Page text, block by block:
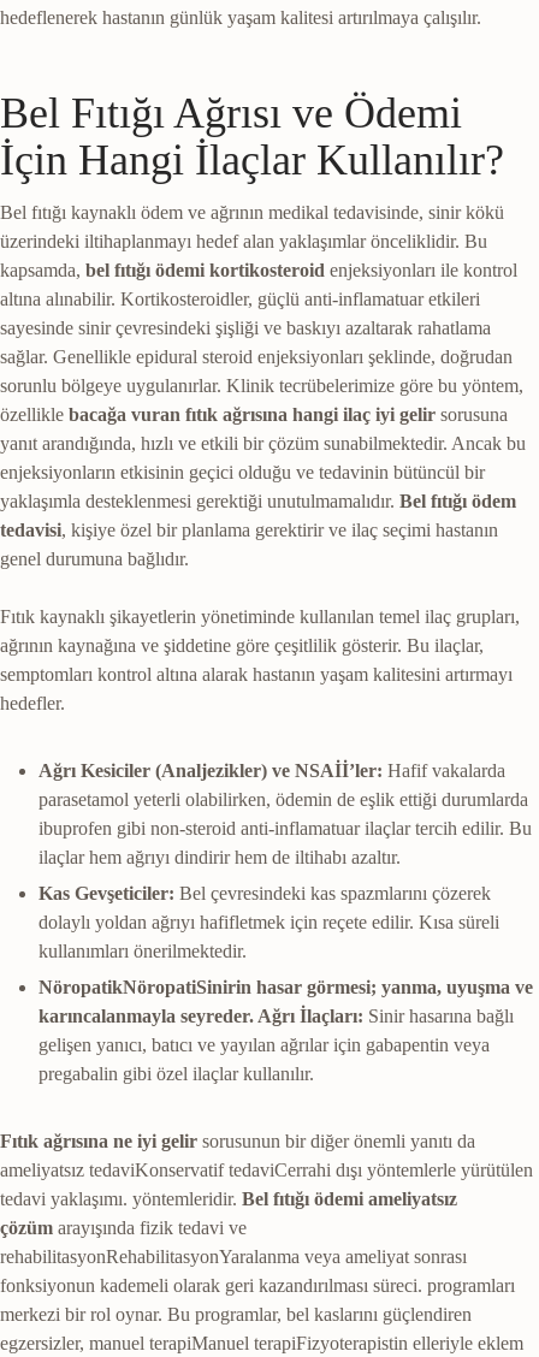
hedeflenerek hastanın günlük yaşam kalitesi artırılmaya çalışılır.
Bel Fıtığı Ağrısı ve Ödemi
İçin Hangi İlaçlar Kullanılır?
Bel fıtığı kaynaklı ödem ve ağrının medikal tedavisinde, sinir kökü
üzerindeki iltihaplanmayı hedef alan yaklaşımlar önceliklidir. Bu
kapsamda, bel fıtığı ödemi kortikosteroid enjeksiyonları ile kontrol
altına alınabilir. Kortikosteroidler, güçlü anti-inflamatuar etkileri
sayesinde sinir çevresindeki şişliği ve baskıyı azaltarak rahatlama
sağlar. Genellikle epidural steroid enjeksiyonları şeklinde, doğrudan
sorunlu bölgeye uygulanırlar. Klinik tecrübelerimize göre bu yöntem,
özellikle bacağa vuran fıtık ağrısına hangi ilaç iyi gelir sorusuna
yanıt arandığında, hızlı ve etkili bir çözüm sunabilmektedir. Ancak bu
enjeksiyonların etkisinin geçici olduğu ve tedavinin bütüncül bir
yaklaşımla desteklenmesi gerektiği unutulmamalıdır. Bel fıtığı ödem
tedavisi, kişiye özel bir planlama gerektirir ve ilaç seçimi hastanın
genel durumuna bağlıdır.
Fıtık kaynaklı şikayetlerin yönetiminde kullanılan temel ilaç grupları,
ağrının kaynağına ve şiddetine göre çeşitlilik gösterir. Bu ilaçlar,
semptomları kontrol altına alarak hastanın yaşam kalitesini artırmayı
hedefler.
Ağrı Kesiciler (Analjezikler) ve NSAİİ’ler: Hafif vakalarda
parasetamol yeterli olabilirken, ödemin de eşlik ettiği durumlarda
ibuprofen gibi non-steroid anti-inflamatuar ilaçlar tercih edilir. Bu
ilaçlar hem ağrıyı dindirir hem de iltihabı azaltır.
Kas Gevşeticiler: Bel çevresindeki kas spazmlarını çözerek
dolaylı yoldan ağrıyı hafifletmek için reçete edilir. Kısa süreli
kullanımları önerilmektedir.
NöropatikNöropatiSinirin hasar görmesi; yanma, uyuşma ve
karıncalanmayla seyreder. Ağrı İlaçları: Sinir hasarına bağlı
gelişen yanıcı, batıcı ve yayılan ağrılar için gabapentin veya
pregabalin gibi özel ilaçlar kullanılır.
Fıtık ağrısına ne iyi gelir sorusunun bir diğer önemli yanıtı da
ameliyatsız tedaviKonservatif tedaviCerrahi dışı yöntemlerle yürütülen
tedavi yaklaşımı. yöntemleridir. Bel fıtığı ödemi ameliyatsız
çözüm arayışında fizik tedavi ve
rehabilitasyonRehabilitasyonYaralanma veya ameliyat sonrası
fonksiyonun kademeli olarak geri kazandırılması süreci. programları
merkezi bir rol oynar. Bu programlar, bel kaslarını güçlendiren
egzersizler, manuel terapiManuel terapiFizyoterapistin elleriyle eklem